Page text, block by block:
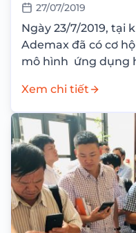
27/07/2019
Ngày 23/7/2019, tại
Ademax đã có cơ
mô hình ứng dụng
Xem chi tiết